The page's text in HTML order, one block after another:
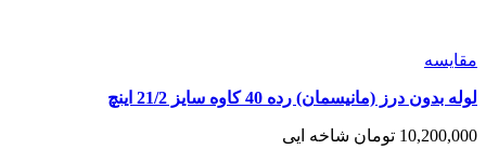
مقايسه
لوله بدون درز (مانیسمان) رده 40 کاوه سایز 21/2 اینچ
10,200,000 تومان شاخه ایی